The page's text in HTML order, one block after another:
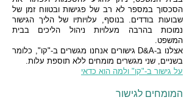
הסכסוך במספר לא רב של פגישות ובטווח זמן של
שבועות בודדים. בנוסף, עלויותיו של הליך הגישור
נמוכות בהרבה מעלויות ניהול הליכים בבית
המשפט.
אצלנו ב-D&A גישורים אנחנו מגשרים ב-"קו", כלומר
בשניים, שני מגשרים מומחים ללא תוספת עלות.
על גישור ב-"קו" ולמה הוא כדאי
המומחים לגישור